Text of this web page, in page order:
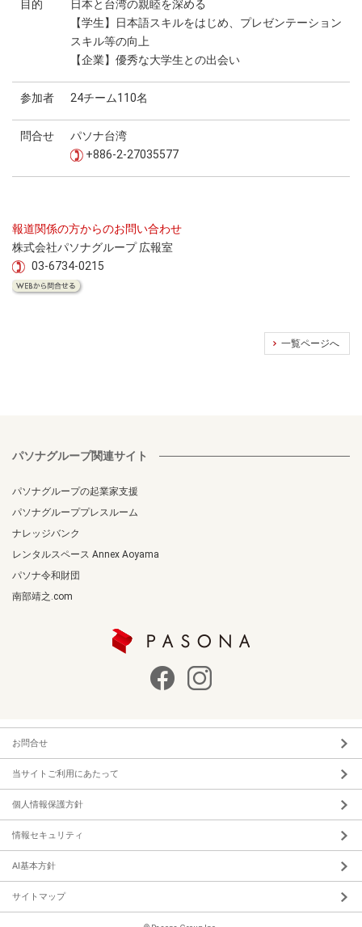
目的
日本と台湾の親睦を深める
【学生】日本語スキルをはじめ、プレゼンテーション
スキル等の向上
【企業】優秀な大学生との出会い
参加者 24チーム110名
問合せ
パソナ台湾
+886-2-27035577
報道関係の方からのお問い合わせ
株式会社パソナグループ 広報室
03-6734-0215
一覧ページへ
パソナグループ関連サイト
パソナグループの起業家支援
パソナグループプレスルーム
ナレッジバンク
レンタルスペース Annex Aoyama
パソナ令和財団
南部靖之.com
お問合せ
当サイトご利用にあたって
個人情報保護方針
情報セキュリティ
AI基本方針
サイトマップ